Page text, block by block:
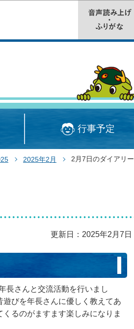
行事予定
2025年2月 2月7日のダイアリー
更新日：2025年2月7日
長さんと交流活動を行いまし
びを年長さんに優しく教えてあ
るのがますます楽しみになりま